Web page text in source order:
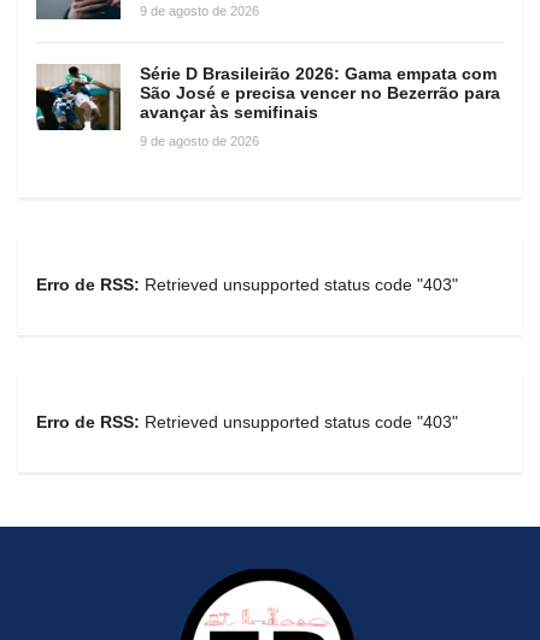
9 de agosto de 2026
Série D Brasileirão 2026: Gama empata com
São José e precisa vencer no Bezerrão para
avançar às semifinais
9 de agosto de 2026
Erro de RSS: Retrieved unsupported status code "403"
Erro de RSS: Retrieved unsupported status code "403"